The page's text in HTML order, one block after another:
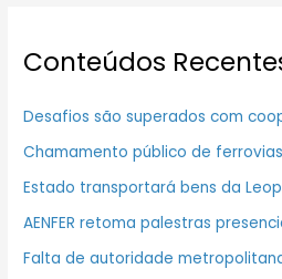
Conteúdos
Desafios são superados com
Chamamento público de ferrovias
Estado transportará bens da
AENFER retoma palestras
Falta de autoridade